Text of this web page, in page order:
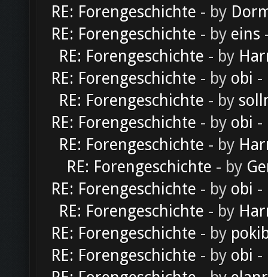
RE: Forengeschichte - by
RE: Forengeschichte - by eins
RE: Forengeschichte - by
RE: Forengeschichte - by obi -
RE: Forengeschichte - by
RE: Forengeschichte - by obi -
RE: Forengeschichte - by
RE: Forengeschichte - by
RE: Forengeschichte - by obi -
RE: Forengeschichte - by
RE: Forengeschichte - by
RE: Forengeschichte - by obi -